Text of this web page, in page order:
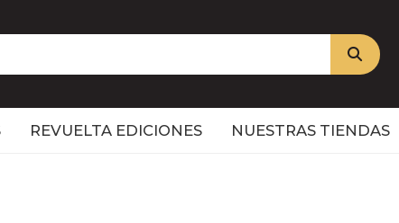
REVUELTA EDICIONES NUESTRAS TIENDAS